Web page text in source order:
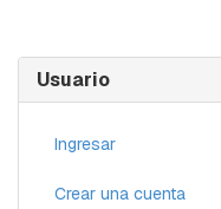
Usuario
Ingresar
Crear una cuenta